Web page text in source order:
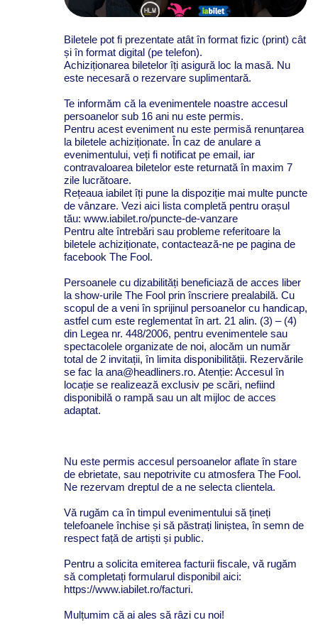
Biletele pot fi prezentate atât în format fizic (print) cât
și în format digital (pe telefon).
Achiziționarea biletelor îți asigură loc la masă. Nu
este necesară o rezervare suplimentară.
Te informăm că la evenimentele noastre accesul
persoanelor sub 16 ani nu este permis.
Pentru acest eveniment nu este permisă renunțarea
la biletele achiziționate. În caz de anulare a
evenimentului, veți fi notificat pe email, iar
contravaloarea biletelor este returnată în maxim 7
zile lucrătoare.
Rețeaua iabilet îți pune la dispoziție mai multe puncte
de vânzare. Vezi aici lista completă pentru orașul
tău: www.iabilet.ro/puncte-de-vanzare
Pentru alte întrebări sau probleme referitoare la
biletele achiziționate, contactează-ne pe pagina de
facebook The Fool.
Persoanele cu dizabilități beneficiază de acces liber
la show-urile The Fool prin înscriere prealabilă. Cu
scopul de a veni în sprijinul persoanelor cu handicap,
astfel cum este reglementat în art. 21 alin. (3) – (4)
din Legea nr. 448/2006, pentru evenimentele sau
spectacolele organizate de noi, alocăm un număr
total de 2 invitații, în limita disponibilității. Rezervările
se fac la ana@headliners.ro. Atenție: Accesul în
locație se realizează exclusiv pe scări, nefiind
disponibilă o rampă sau un alt mijloc de acces
adaptat.
Nu este permis accesul persoanelor aflate în stare
de ebrietate, sau nepotrivite cu atmosfera The Fool.
Ne rezervam dreptul de a ne selecta clientela.
Vă rugăm ca în timpul evenimentului să țineți
telefoanele închise și să păstrați liniștea, în semn de
respect față de artiști și public.
Pentru a solicita emiterea facturii fiscale, vă rugăm
să completați formularul disponibil aici:
https://www.iabilet.ro/facturi.
Mulțumim că ai ales să râzi cu noi!